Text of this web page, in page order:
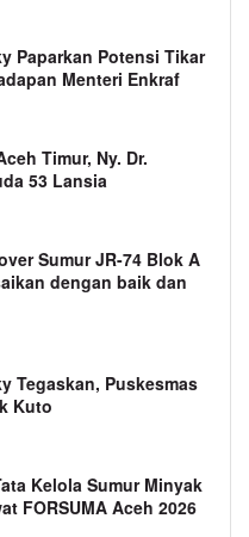
Paparkan Potensi Tikar
Menteri Enkraf
Timur, Ny. Dr.
53 Lansia
Sumur JR-74 Blok A
dengan baik dan
Tegaskan, Puskesmas
Kuto
Kelola Sumur Minyak
FORSUMA Aceh 2026